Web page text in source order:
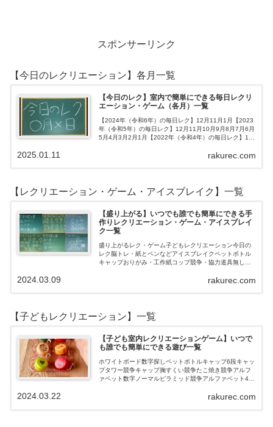
スポンサーリンク
【今日のレクリエーション】各月一覧
【今日のレク】室内で簡単にできる毎日レクリ
エーション・ゲーム（各月）一覧
【2024年（令和6年）の毎日レク】12月11月1月【2023
年（令和5年）の毎日レク】12月11月10月9月8月7月6月
5月4月3月2月1月【2022年（令和4年）の毎日レク】12
rakurec.com
2025.01.11
【レクリエーション・ゲーム・アイスブレイク】一覧
【盛り上がる】いつでも誰でも簡単にできる手
作りレクリエーション・ゲーム・アイスブレイ
ク一覧
盛り上がるレク・ゲーム子どもレクリエーション今日の
レク脳トレ・紙とペンなどアイスブレイクペットボトル
キャップおりがみ・工作紙コップ競争・協力道具無し・
ロおはじき体操スライム脳トレ無料素材Yo…rakurec.com
2024.03.09
【子どもレクリエーション】一覧
【子ども室内レクリエーションゲーム】いつで
も誰でも簡単にできる遊び一覧
ホワイトボード数字探しペットボトルキャップ6段キャッ
プタワー競争キャップ掬すくい競争たこ焼き競争アルフ
ァベット数字ノーマルピラミッド競争アルファベット4段
rakurec.com
2024.03.22